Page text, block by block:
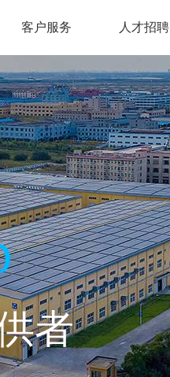
经典系列
客户服务 人才招聘
者